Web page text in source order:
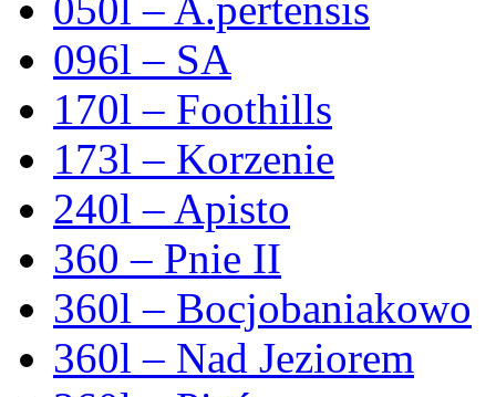
050l – A.pertensis
096l – SA
170l – Foothills
173l – Korzenie
240l – Apisto
360 – Pnie II
360l – Bocjobaniakowo
360l – Nad Jeziorem